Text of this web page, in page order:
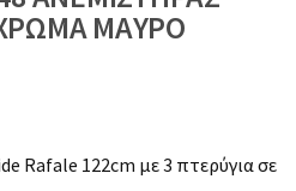
ΜΑΥΡΟ
Rafale 122cm με 3 πτερύγια σε